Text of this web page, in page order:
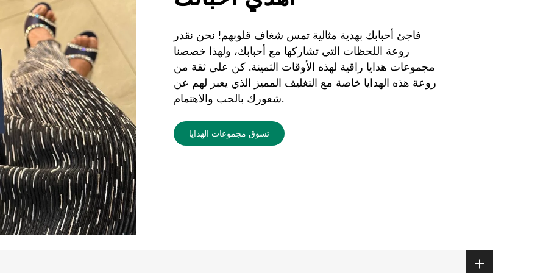
فاجئ أحبابك بهدية مثالية تمس شغاف قلوبهم! نحن نقدر
روعة اللحظات التي تشاركها مع أحبابك، ولهذا خصصنا
مجموعات هدايا راقية لهذه الأوقات الثمينة. كن على ثقة من
روعة هذه الهدايا خاصة مع التغليف المميز الذي يعبر لهم عن
شعورك بالحب والاهتمام.
تسوق مجموعات الهدايا